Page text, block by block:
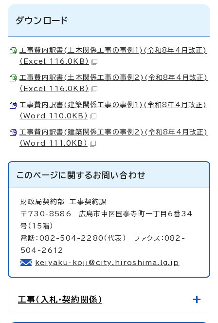
ダウンロード
工事費内訳書(土木関係工事の事例1)(令和8年4月改正)
（Excel 116.0KB）
工事費内訳書(土木関係工事の事例2)(令和8年4月改正)
（Excel 116.0KB）
工事費内訳書(建築関係工事の事例1)(令和8年4月改正)
（Word 110.0KB）
工事費内訳書(建築関係工事の事例2)(令和8年4月改正)
（Word 111.0KB）
このページに関するお問い合わせ
財政局契約部工事契約課
〒730-8586 広島市中区国泰寺町一丁目6番34
号（15階）
電話：082-504-2280（代表） ファクス：082-
504-2612
keiyaku-koji@city.hiroshima.lg.jp
工事（入札・契約関係）